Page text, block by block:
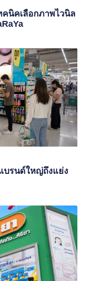
นิคเลือกภาพไวนิล
บรนด์ใหญ่ถึงแย่ง